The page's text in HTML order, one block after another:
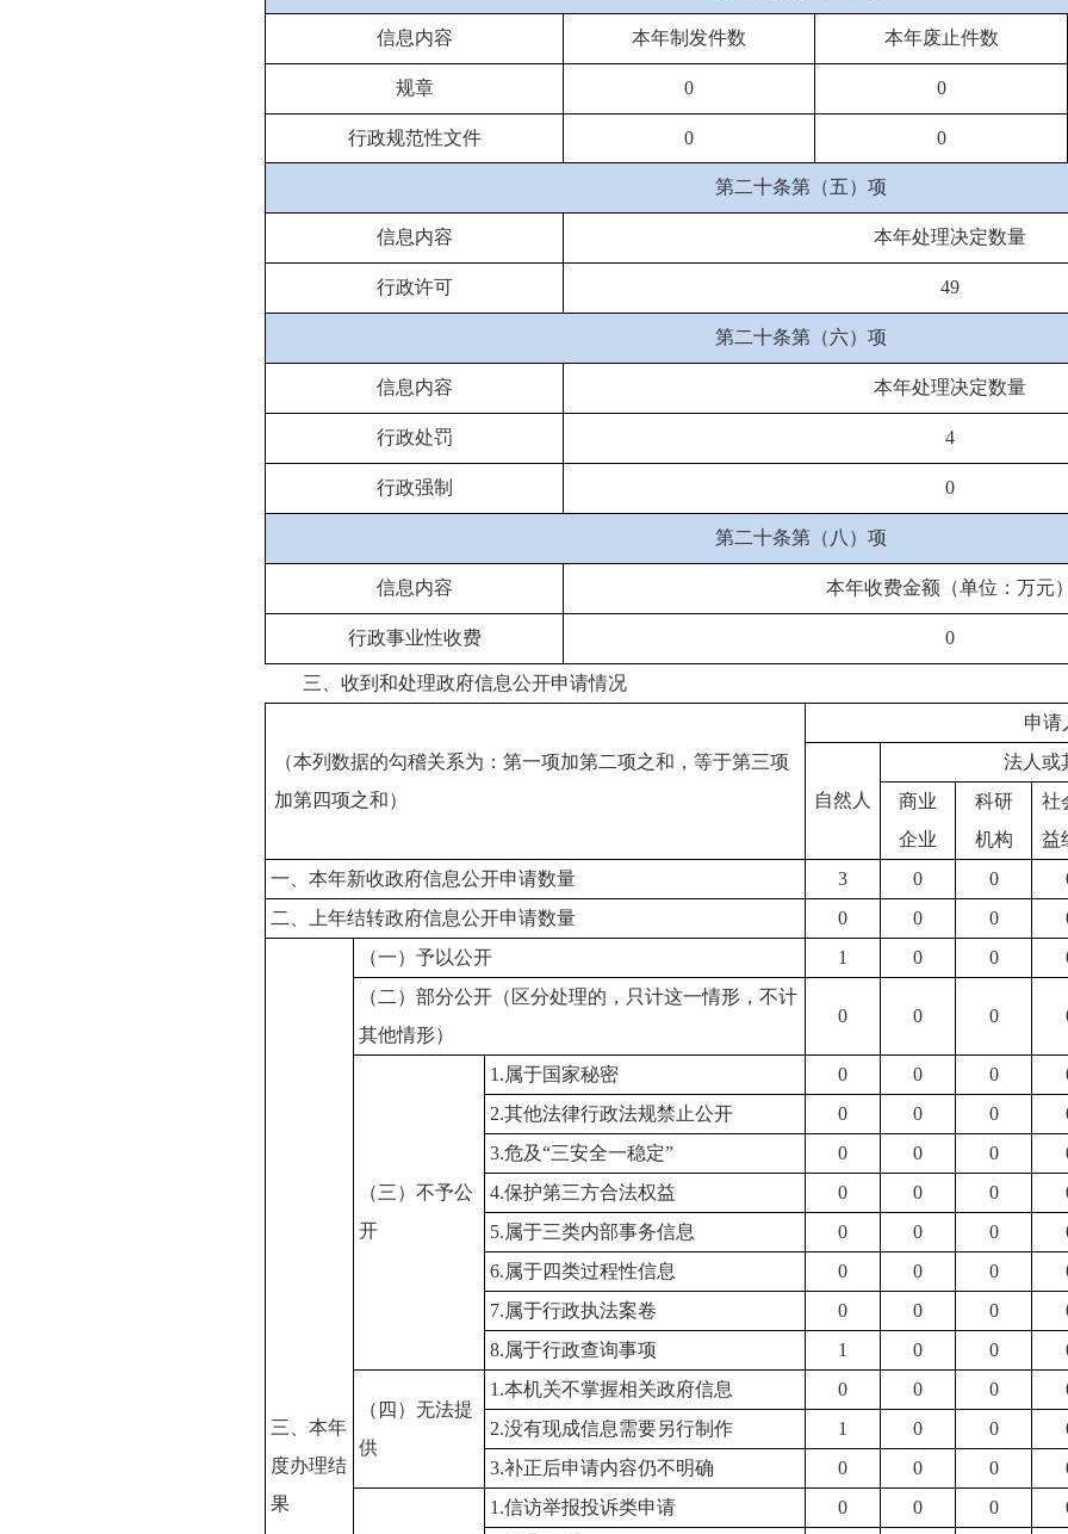
信息内容 本年制发件数 本年废止件数
规章 0 0
行政规范性文件 0 0
第二十条第（五）项
信息内容 本年处理决定数量
行政许可 49
第二十条第（六）项
信息内容 本年处理决定数量
行政处罚 4
行政强制 0
第二十条第（八）项
信息内容 本年收费金额（单位：万元
行政事业性收费 0
三、收到和处理政府信息公开申请情况
（本列数据的勾稽关系为：第一项加第二项之和，等于第三项
加第四项之和）
申请
自然人
法人或
商业
企业
科研
机构
社
益
一、本年新收政府信息公开申请数量
3 0 0
二、上年结转政府信息公开申请数量
0 0 0
三、本年
度办理结
果
（一）予以公开 1 0 0
（二）部分公开（区分处理的，只计这一情形，不计
其他情形）
0 0 0
（三）不予公
开
1.属于国家秘密 0 0 0
2.其他法律行政法规禁止公开
0 0 0
3.危及“三安全一稳定”
0 0 0
4.保护第三方合法权益
0 0 0
5.属于三类内部事务信息
0 0 0
6.属于四类过程性信息
0 0 0
7.属于行政执法案卷
0 0 0
8.属于行政查询事项
1 0 0
（四）无法提
供
1.本机关不掌握相关政府信息 0 0 0
2.没有现成信息需要另行制作
1 0 0
3.补正后申请内容仍不明确
0 0 0
1.信访举报投诉类申请 0 0 0